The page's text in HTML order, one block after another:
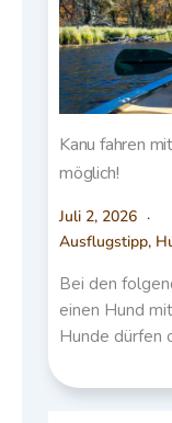
Kanu fahren
möglich!
Juli 2, 2026
Ausflugstipp,
Bei den
einen Hund
Hunde dürfen